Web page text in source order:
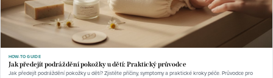
HOW-TO GUIDE
Jak předejít podráždění pokožky u dětí: Praktický průvodce
Jak předejít podráždění pokožky u dětí? Zjistěte příčiny, symptomy a praktické kroky péče. Průvodce pro